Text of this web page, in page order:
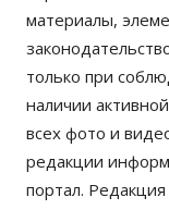
материалы,
только при
наличии
всех фото и
редакции
портал.